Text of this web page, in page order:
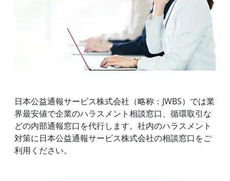
日本公益通報サービス株式会社（略称：JWBS）では業
界最安値で企業のハラスメント相談窓口、循環取引な
どの内部通報窓口を代行します。社内のハラスメント
対策に日本公益通報サービス株式会社の相談窓口をご
利用ください。